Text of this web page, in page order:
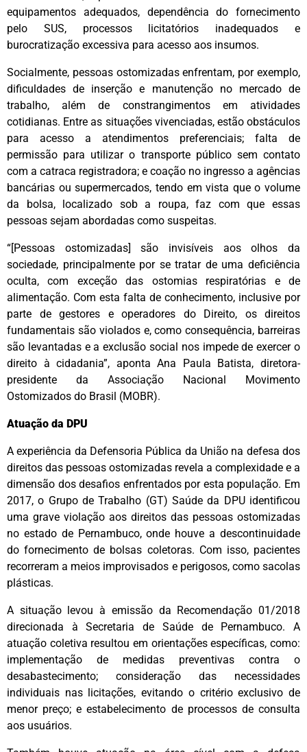
equipamentos adequados, dependência do fornecimento
pelo SUS, processos licitatórios inadequados e
burocratização excessiva para acesso aos insumos.
Socialmente, pessoas ostomizadas enfrentam, por exemplo,
dificuldades de inserção e manutenção no mercado de
trabalho, além de constrangimentos em atividades
cotidianas. Entre as situações vivenciadas, estão obstáculos
para acesso a atendimentos preferenciais; falta de
permissão para utilizar o transporte público sem contato
com a catraca registradora; e coação no ingresso a agências
bancárias ou supermercados, tendo em vista que o volume
da bolsa, localizado sob a roupa, faz com que essas
pessoas sejam abordadas como suspeitas.
“[Pessoas ostomizadas] são invisíveis aos olhos da
sociedade, principalmente por se tratar de uma deficiência
oculta, com exceção das ostomias respiratórias e de
alimentação. Com esta falta de conhecimento, inclusive por
parte de gestores e operadores do Direito, os direitos
fundamentais são violados e, como consequência, barreiras
são levantadas e a exclusão social nos impede de exercer o
direito à cidadania”, aponta Ana Paula Batista, diretora-
presidente da Associação Nacional Movimento
Ostomizados do Brasil (MOBR).
Atuação da DPU
A experiência da Defensoria Pública da União na defesa dos
direitos das pessoas ostomizadas revela a complexidade e a
dimensão dos desafios enfrentados por esta população. Em
2017, o Grupo de Trabalho (GT) Saúde da DPU identificou
uma grave violação aos direitos das pessoas ostomizadas
no estado de Pernambuco, onde houve a descontinuidade
do fornecimento de bolsas coletoras. Com isso, pacientes
recorreram a meios improvisados e perigosos, como sacolas
plásticas.
A situação levou à emissão da Recomendação 01/2018
direcionada à Secretaria de Saúde de Pernambuco. A
atuação coletiva resultou em orientações específicas, como:
implementação de medidas preventivas contra o
desabastecimento; consideração das necessidades
individuais nas licitações, evitando o critério exclusivo de
menor preço; e estabelecimento de processos de consulta
aos usuários.